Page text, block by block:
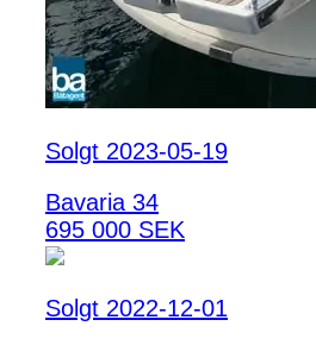
Solgt 2023-05-19
Bavaria 34
695 000 SEK
Solgt 2022-12-01